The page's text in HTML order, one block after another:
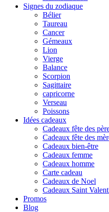
Signes du zodiaque
Bélier
Taureau
Cancer
Gémeaux
Lion
Vierge
Balance
Scorpion
Sagittaire
capricorne
Verseau
Poissons
Idées cadeaux
Cadeaux fête des
Cadeaux fête des
Cadeaux bien-être
Cadeaux femme
Cadeaux homme
Carte cadeau
Cadeaux de Noel
Cadeaux Saint
Promos
Blog